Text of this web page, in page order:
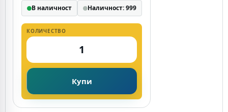
В наличност Наличност: 999
КОЛИЧЕСТВО
Купи